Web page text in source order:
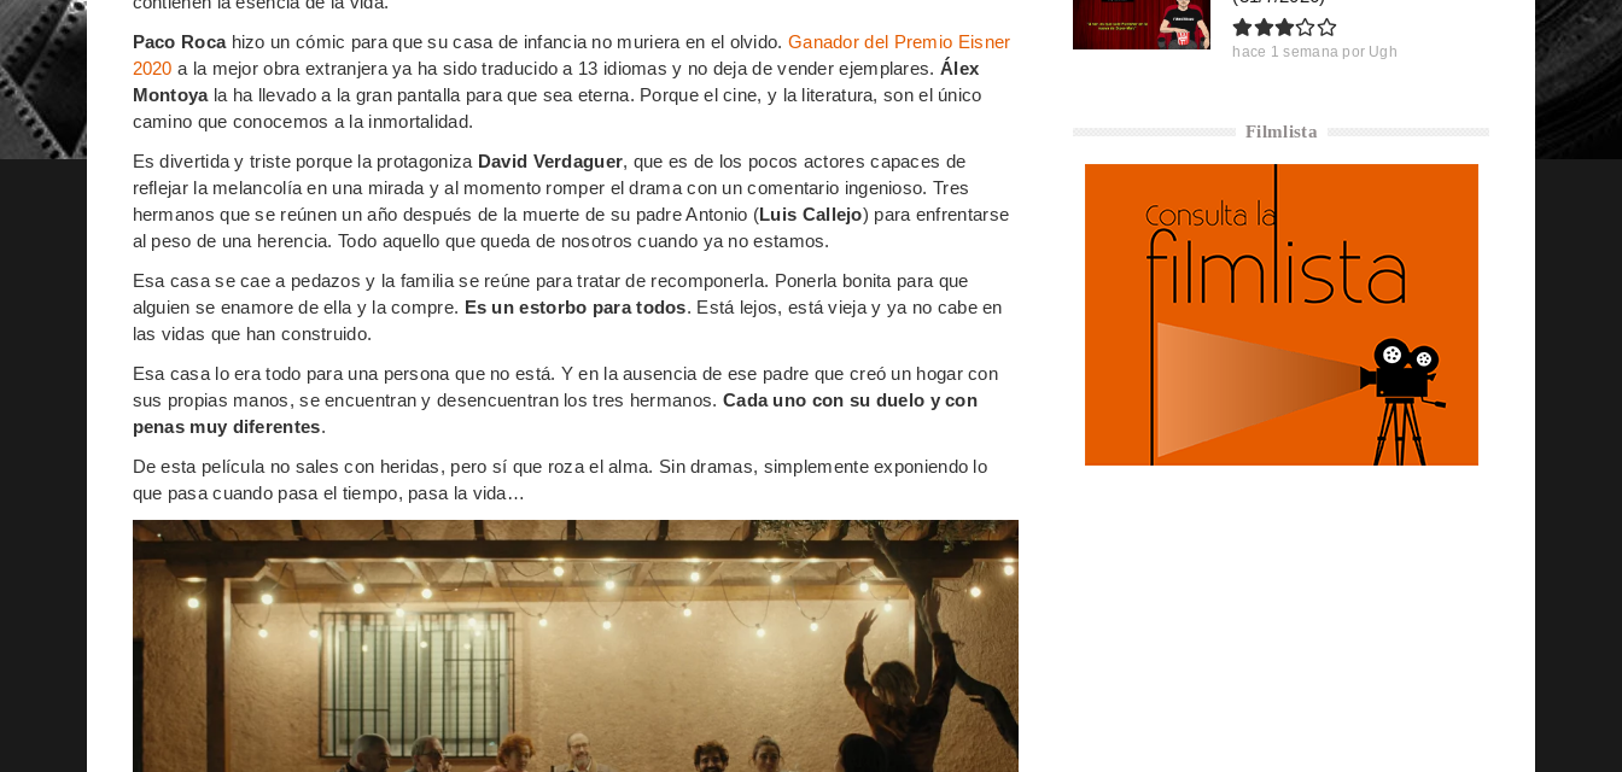
Paco Rocahizo un cómic para que su casa de infancia no muriera en el olvido. Ganador del Premio Eisner
2020 a la mejor obra extranjera ya ha sido traducido a 13 idiomas y no deja de vender ejemplares. Álex
Montoyala ha llevado a la gran pantalla para que sea eterna. Porque el cine, y la literatura, son el único
camino que conocemos a la inmortalidad.
Es divertida y triste porque la protagoniza David Verdaguer, que es de los pocos actores capaces de
reflejar la melancolía en una mirada y al momento romper el drama con un comentario ingenioso. Tres
hermanos que se reúnen un año después de la muerte de su padre Antonio (Luis Callejo) para enfrentarse
al peso de una herencia. Todo aquello que queda de nosotros cuando ya no estamos.
Esa casa se cae a pedazos y la familia se reúne para tratar de recomponerla. Ponerla bonita para que
alguien se enamore de ella y la compre. Es un estorbo para todos. Está lejos, está vieja y ya no cabe en
las vidas que han construido.
Esa casa lo era todo para una persona que no está. Y en la ausencia de ese padre que creó un hogar con
sus propias manos, se encuentran y desencuentran los tres hermanos. Cada uno con su duelo y con
penas muy diferentes.
De esta película no sales con heridas, pero sí que roza el alma. Sin dramas, simplemente exponiendo lo
que pasa cuando pasa el tiempo, pasa la vida…
hace 1 semana por Ugh
Filmlista